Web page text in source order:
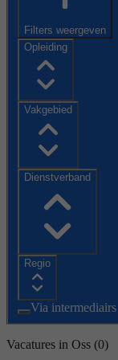
Filters weergeven
Opleiding
Vakgebied
Dienstverband
Regio
Via intermediairs
Vacatures in Oss (0)